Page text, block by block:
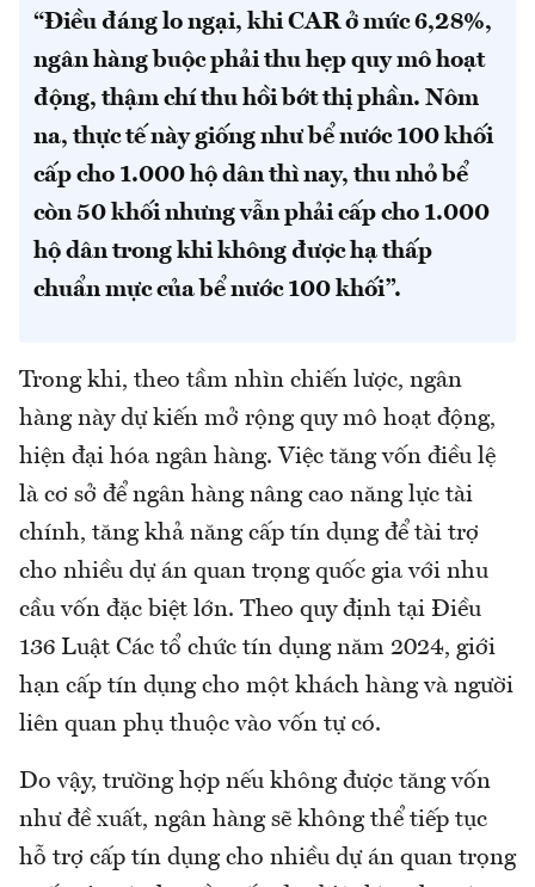
“Điều đáng lo ngại, khi CAR ở mức 6,28%,
ngân hàng buộc phải thu hẹp quy mô hoạt
động, thậm chí thu hồi bớt thị phần. Nôm
na, thực tế này giống như bể nước 100 khối
cấp cho 1.000 hộ dân thì nay, thu nhỏ bể
còn 50 khối nhưng vẫn phải cấp cho 1.000
hộ dân trong khi không được hạ thấp
chuẩn mực của bể nước 100 khối”.
Trong khi, theo tầm nhìn chiến lược, ngân
hàng này dự kiến mở rộng quy mô hoạt động,
hiện đại hóa ngân hàng. Việc tăng vốn điều lệ
là cơ sở để ngân hàng nâng cao năng lực tài
chính, tăng khả năng cấp tín dụng để tài trợ
cho nhiều dự án quan trọng quốc gia với nhu
cầu vốn đặc biệt lớn. Theo quy định tại Điều
136 Luật Các tổ chức tín dụng năm 2024, giới
hạn cấp tín dụng cho một khách hàng và người
liên quan phụ thuộc vào vốn tự có.
Do vậy, trường hợp nếu không được tăng vốn
như đề xuất, ngân hàng sẽ không thể tiếp tục
hỗ trợ cấp tín dụng cho nhiều dự án quan trọng